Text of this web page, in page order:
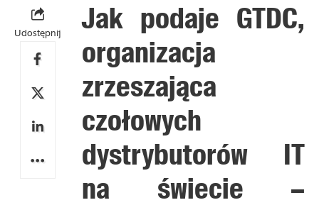
Udostępnij
Jak podaje GTDC,
organizacja
zrzeszająca
czołowych
dystrybutorów IT
na świecie –